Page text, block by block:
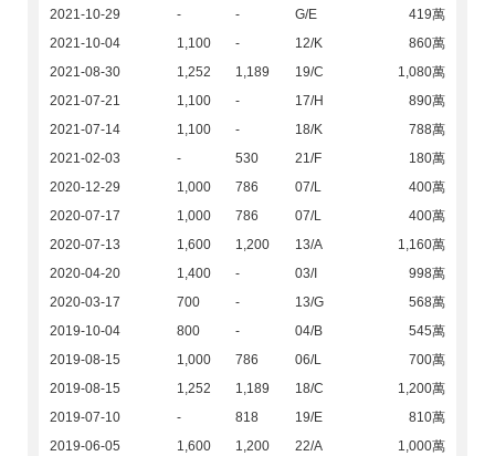
2021-10-29
- - G/E
419萬
2021-10-04
1,100 - 12/K
860萬
2021-08-30
1,252 1,189 19/C
1,080萬
2021-07-21
1,100 - 17/H
890萬
2021-07-14
1,100 - 18/K
788萬
2021-02-03
- 530 21/F
180萬
2020-12-29
1,000 786 07/L
400萬
2020-07-17
1,000 786 07/L
400萬
2020-07-13
1,600 1,200 13/A
1,160萬
2020-04-20
1,400 - 03/I
998萬
2020-03-17
700 - 13/G
568萬
2019-10-04
800 - 04/B
545萬
2019-08-15
1,000 786 06/L
700萬
2019-08-15
1,252 1,189 18/C
1,200萬
2019-07-10
- 818 19/E
810萬
2019-06-05
1,600 1,200 22/A 1,000萬